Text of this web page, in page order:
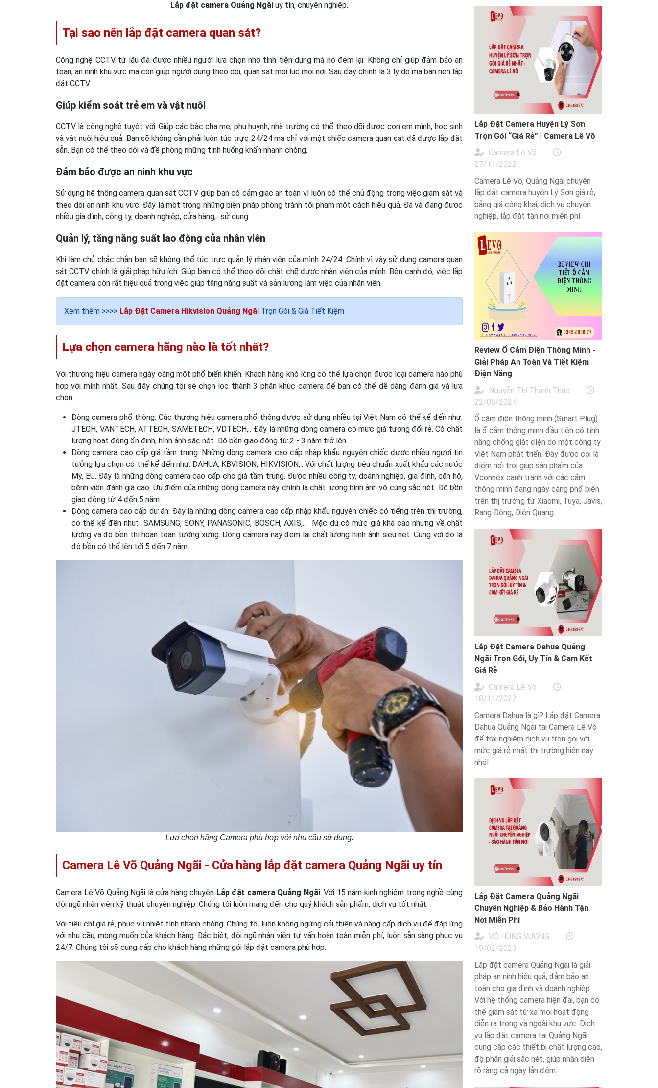
Lắp đặt camera Quảng Ngãi uy tín, chuyên nghiệp.
Tại sao nên lắp đặt camera quan sát?
Công nghệ CCTV từ lâu đã được nhiều người lựa chọn nhờ tính tiện dụng mà nó đem lại. Không chỉ giúp đảm bảo an
toàn, an ninh khu vực mà còn giúp người dùng theo dõi, quan sát mọi lúc mọi nơi. Sau đây chính là 3 lý do mà bạn nên lắp
đặt CCTV.
Giúp kiểm soát trẻ em và vật nuôi
CCTV là công nghệ tuyệt vời. Giúp các bậc cha mẹ, phụ huynh, nhà trường có thể theo dõi được con em mình, học sinh
và vật nuôi hiệu quả. Bạn sẽ không cần phải luôn túc trực 24/24 mà chỉ với một chiếc camera quan sát đã được lắp đặt
sẵn. Bạn có thể theo dõi và đề phòng những tình huống khẩn nhanh chóng.
Đảm bảo được an ninh khu vực
Sử dụng hệ thống camera quan sát CCTV giúp bạn có cảm giác an toàn vì luôn có thể chủ động trong việc giám sát và
theo dõi an ninh khu vực. Đây là một trong những biện pháp phòng tránh tội phạm một cách hiệu quả. Đã và đang được
nhiều gia đình, công ty, doanh nghiệp, cửa hàng,.. sử dụng.
Quản lý, tăng năng suất lao động của nhân viên
Khi làm chủ chắc chắn bạn sẽ không thể túc trực quản lý nhân viên của mình 24/24. Chính vì vậy sử dụng camera quan
sát CCTV chính là giải pháp hữu ích. Giúp bạn có thể theo dõi chặt chẽ được nhân viên của mình. Bên cạnh đó, việc lắp
đặt camera còn rất hiệu quả trong việc giúp tăng năng suất và sản lượng làm việc của nhân viên.
Xem thêm >>>> Lắp Đặt Camera Hikvision Quảng Ngãi Trọn Gói & Giá Tiết Kiệm
Lựa chọn camera hãng nào là tốt nhất?
Với thương hiệu camera ngày càng một phố biến khiến. Khách hàng khó lòng có thể lựa chọn được loại camera nào phù
hợp với mình nhất. Sau đây chúng tôi sẽ chọn lọc thành 3 phân khúc camera để bạn có thể dễ dàng đánh giá và lựa
chọn:
Dòng camera phổ thông: Các thương hiệu camera phổ thông được sử dụng nhiều tại Việt Nam có thể kể đến như:
JTECH, VANTECH, ATTECH, SAMETECH, VDTECH,.. Đây là những dòng camera có mức giá tương đối rẻ. Có chất
lượng hoạt động ổn định, hình ảnh sắc nét. Độ bền giao động từ 2 - 3 năm trở lên.
Dòng camera cao cấp giá tầm trung: Những dòng camera cao cấp nhập khẩu nguyên chiếc được nhiều người tin
tưởng lựa chọn có thể kể đến như: DAHUA, KBVISION, HIKVISION,.. Với chất lượng tiêu chuẩn xuất khẩu các nước
Mỹ, EU. Đây là những dòng camera cao cấp cho giá tầm trung. Được nhiều công ty, doanh nghiệp, gia đình, căn hộ,
bệnh viện đánh giá cao. Ưu điểm của những dòng camera này chính là chất lượng hình ảnh vô cùng sắc nét. Độ bền
giao động từ 4 đến 5 năm.
Dòng camera cao cấp dự án: Đây là những dòng camera cao cấp nhập khẩu nguyên chiếc có tiếng trên thị trường,
có thể kể đến như: SAMSUNG, SONY, PANASONIC, BOSCH, AXIS,... Mặc dù có mức giá khá cao nhưng về chất
lượng và độ bền thì hoàn toàn tương xứng. Dòng camera này đem lại chất lượng hình ảnh siêu nét. Cùng với đó là
độ bền có thể lên tới 5 đến 7 năm.
Lựa chọn hãng Camera phù hợp với nhu cầu sử dụng.
Camera Lê Võ Quảng Ngãi - Cửa hàng lắp đặt camera Quảng Ngãi uy tín
Camera Lê Võ Quảng Ngãi là cửa hàng chuyên Lắp đặt camera Quảng Ngãi. Với 15 năm kinh nghiệm trong nghề cùng
đội ngũ nhân viên kỹ thuật chuyên nghiệp. Chúng tôi luôn mang đến cho quý khách sản phẩm, dịch vụ tốt nhất.
Với tiêu chí giá rẻ, phục vụ nhiệt tình nhanh chóng. Chúng tôi luôn không ngừng cải thiện và nâng cấp dịch vụ để đáp ứng
với nhu cầu, mong muốn của khách hàng. Đặc biệt, đội ngũ nhân viên tư vấn hoàn toàn miễn phí, luôn sẵn sàng phục vụ
24/7. Chúng tôi sẽ cung cấp cho khách hàng những gói lắp đặt camera phù hợp.
Lắp Đặt Camera Huyện Lý Sơn
Trọn Gói “Giá Rẻ” | Camera Lê Võ
Camera Lê Võ
27/11/2022
Camera Lê Võ, Quảng Ngãi chuyên
lắp đặt camera huyện Lý Sơn giá rẻ,
bảng giá công khai, dịch vụ chuyên
nghiệp, lắp đặt tận nơi miễn phí.
Review Ổ Cắm Điện Thông Minh -
Giải Pháp An Toàn Và Tiết Kiệm
Điện Năng
Nguyễn Thị Thanh Thảo
22/05/2024
Ổ cắm điện thông minh (Smart Plug)
là ổ cắm thông minh đầu tiên có tính
năng chống giật điện do một công ty
Việt Nam phát triển. Đây được coi là
điểm nổi trội giúp sản phẩm của
Vconnex cạnh tranh với các cắm
thông minh đang ngày càng phổ biến
trên thị trường từ Xiaomi, Tuya, Javis,
Rạng Đông, Điện Quang.
Lắp Đặt Camera Dahua Quảng
Ngãi Trọn Gói, Uy Tín & Cam Kết
Giá Rẻ
Camera Lê Võ
18/11/2022
Camera Dahua là gì? Lắp đặt Camera
Dahua Quảng Ngãi tại Camera Lê Võ
để trải nghiệm dịch vụ trọn gói với
mức giá rẻ nhất thị trường hiện nay
nhé!
Lắp Đặt Camera Quảng Ngãi
Chuyên Nghiệp & Bảo Hành Tận
Nơi Miễn Phí
VÕ HÙNG VƯƠNG
19/02/2023
Lắp đặt camera Quảng Ngãi là giải
pháp an ninh hiệu quả, đảm bảo an
toàn cho gia đình và doanh nghiệp.
Với hệ thống camera hiện đại, bạn có
thể giám sát từ xa mọi hoạt động
diễn ra trong và ngoài khu vực. Dịch
vụ lắp đặt camera tại Quảng Ngãi
cung cấp các thiết bị chất lượng cao,
độ phân giải sắc nét, giúp nhận diện
rõ ràng cả ngày lẫn đêm.